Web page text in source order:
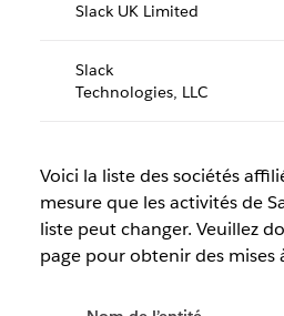
Slack UK Limited
Slack
Technologies, LLC
Voici la liste des sociétés
mesure que les activités de
liste peut changer. Veuillez
page pour obtenir des mises